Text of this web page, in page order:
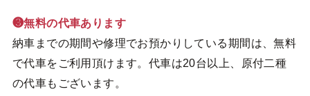
❸無料の代車あります
納車までの期間や修理でお預かりしている期間は、無料
で代車をご利用頂けます。代車は20台以上、原付二種
の代車もございます。